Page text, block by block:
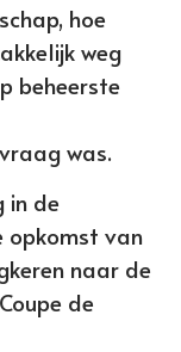
hoe
weg
beheerste
was.
in de
opkomst van
naar de
de